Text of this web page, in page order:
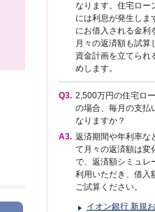
なります。住宅ロー
には利息が発生しま
にお借入される金利
月々の返済額も試算
資金計画を立てられ
めします。
Q3. 2,500万円の住宅ロ
の場合、毎月の支払
なりますか？
A3. 返済期間や年利率な
て月々の返済額は変
で、返済額シミュレ
利用いただき、借入
ご試算ください。
イオン銀行 新規